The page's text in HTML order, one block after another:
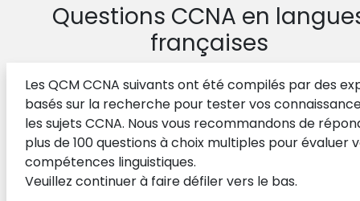
Questions CCNA en
françaises
Les QCM CCNA suivants ont été compilés par des
basés sur la recherche pour tester vos
les sujets CCNA. Nous vous recommandons de
plus de 100 questions à choix multiples pour évaluer
compétences linguistiques.
Veuillez continuer à faire défiler vers le bas.